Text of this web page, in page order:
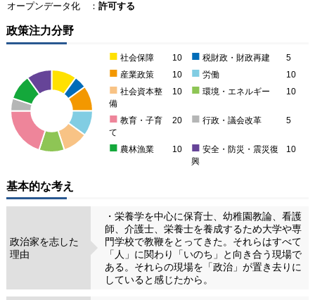
オープンデータ化
： 許可する
政策注力分野
■ 社会保障 10 ■ 税財政・財政再建 5
■ 産業政策 10 ■ 労働 10
■ 社会資本整
備
10 ■ 環境・エネルギー 10
■ 教育・子育
て
20 ■ 行政・議会改革 5
■ 農林漁業 10 ■ 安全・防災・震災復
興
10
基本的な考え
政治家を志した
理由
・栄養学を中心に保育士、幼稚園教論、看護
師、介護士、栄養士を養成するため大学や専
門学校で教鞭をとってきた。それらはすべて
「人」に関わり「いのち」と向き合う現場で
ある。それらの現場を「政治」が置き去りに
していると感じたから。